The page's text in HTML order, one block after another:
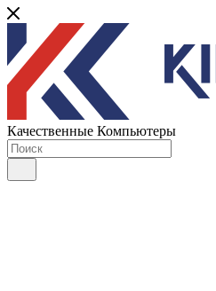
Качественные Компьютеры